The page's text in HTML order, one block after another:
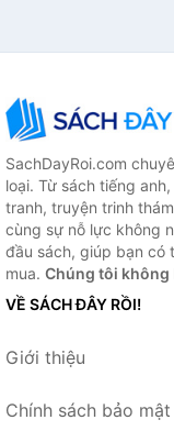
SachDayRoi.com
loại. Từ sách tiếng
tranh, truyện trinh
cùng sự nỗ lực không
đầu sách, giúp bạn có
mua. Chúng tôi không
VỀ SÁCH ĐÂY RỒI!
Giới thiệu
Chính sách bảo mật